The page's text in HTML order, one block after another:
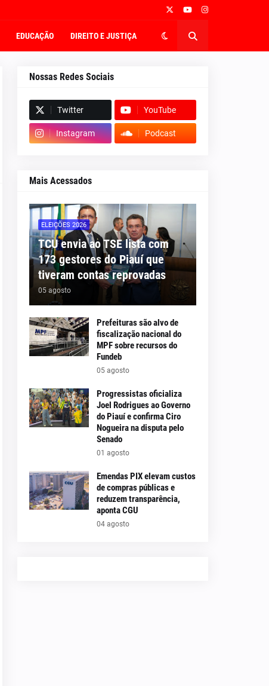
EDUCAÇÃO DIREITO E JUSTIÇA
Nossas Redes Sociais
Twitter YouTube
Instagram Podcast
Mais Acessados
ELEIÇÕES 2026
TCU envia ao TSE lista com
173 gestores do Piauí que
tiveram contas reprovadas
05 agosto
Prefeituras são alvo de
fiscalização nacional do
MPF sobre recursos do
Fundeb
05 agosto
Progressistas oficializa
Joel Rodrigues ao Governo
do Piauí e confirma Ciro
Nogueira na disputa pelo
Senado
01 agosto
Emendas PIX elevam custos
de compras públicas e
reduzem transparência,
aponta CGU
04 agosto